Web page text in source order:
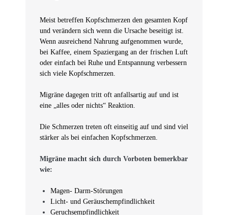
Meist betreffen Kopfschmerzen den gesamten Kopf
und verändern sich wenn die Ursache beseitigt ist.
Wenn ausreichend Nahrung aufgenommen wurde,
bei Kaffee, einem Spaziergang an der frischen Luft
oder einfach bei Ruhe und Entspannung verbessern
sich viele Kopfschmerzen.
Migräne dagegen tritt oft anfallsartig auf und ist
eine „alles oder nichts“ Reaktion.
Die Schmerzen treten oft einseitig auf und sind viel
stärker als bei einfachen Kopfschmerzen.
Migräne macht sich durch Vorboten bemerkbar
wie:
Magen- Darm-Störungen
Licht- und Geräuschempfindlichkeit
Geruchsempfindlichkeit